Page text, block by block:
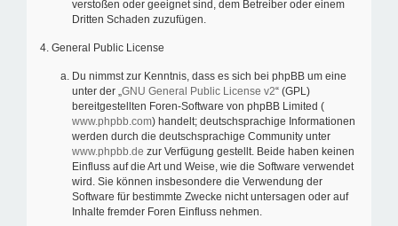
verstoßen oder geeignet sind, dem Betreiber oder einem
Dritten Schaden zuzufügen.
4. General Public License
Du nimmst zur Kenntnis, dass es sich bei phpBB um eine
unter der „GNU General Public License v2“ (GPL)
bereitgestellten Foren-Software von phpBB Limited (
www.phpbb.com) handelt; deutschsprachige Informationen
werden durch die deutschsprachige Community unter
www.phpbb.de zur Verfügung gestellt. Beide haben keinen
Einfluss auf die Art und Weise, wie die Software verwendet
wird. Sie können insbesondere die Verwendung der
Software für bestimmte Zwecke nicht untersagen oder auf
Inhalte fremder Foren Einfluss nehmen.